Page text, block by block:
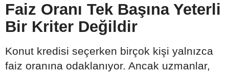
Faiz Oranı Tek Başına Yeterli
Bir Kriter Değildir
Konut kredisi seçerken birçok kişi yalnızca
faiz oranına odaklanıyor. Ancak uzmanlar,